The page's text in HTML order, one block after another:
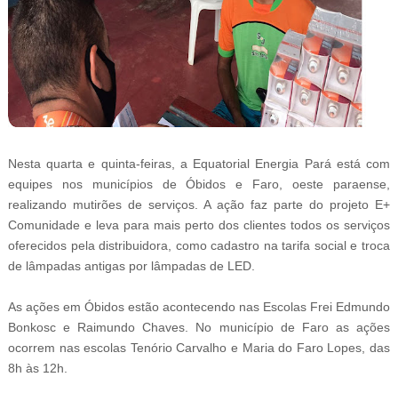
Nesta quarta e quinta-feiras, a Equatorial Energia Pará está com
equipes nos municípios de Óbidos e Faro, oeste paraense,
realizando mutirões de serviços. A ação faz parte do projeto E+
Comunidade e leva para mais perto dos clientes todos os serviços
oferecidos pela distribuidora, como cadastro na tarifa social e troca
de lâmpadas antigas por lâmpadas de LED.
As ações em Óbidos estão acontecendo nas Escolas Frei Edmundo
Bonkosc e Raimundo Chaves. No município de Faro as ações
ocorrem nas escolas Tenório Carvalho e Maria do Faro Lopes, das
8h às 12h.